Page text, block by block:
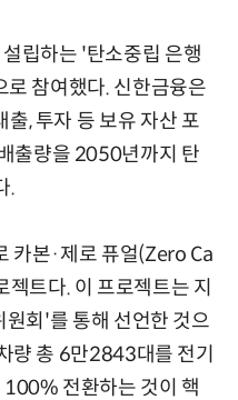
립하는 '탄소중립 은행
참여했다. 신한금융은
, 투자 등 보유 자산 포
출량을 2050년까지 탄
.
카본·제로 퓨얼(Zero Ca
트다. 이 프로젝트는 지
회'를 통해 선언한 것으
량 총 6만2843대를 전기
전환하는 것이 핵